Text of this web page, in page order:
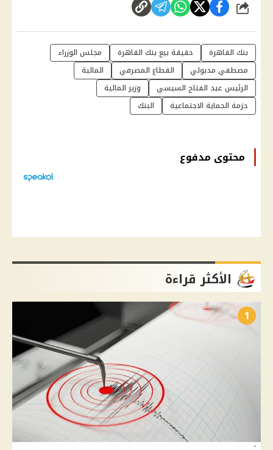
شارك
بنك القاهرة حقيقة بيع بنك القاهرة
مجلس الوزراء
مصطفي مدبولي
القطاع المصرفي
المالية
الرئيس عبد الفتاح السيسي
وزير المالية
حزمة الحماية الاجتماعية
البنك
محتوى مدفوع
الأكثر قراءة
1